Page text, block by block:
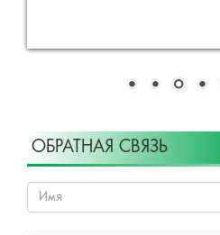
ОБРАТНАЯ СВЯЗЬ